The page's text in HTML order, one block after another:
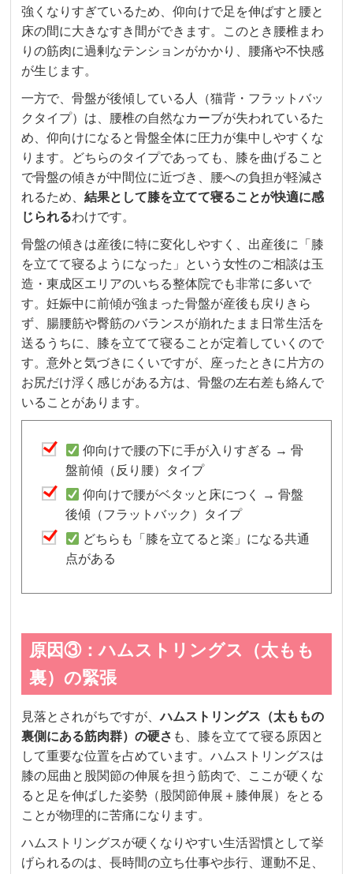
強くなりすぎているため、仰向けで足を伸ばすと腰と
床の間に大きなすき間ができます。このとき腰椎まわ
りの筋肉に過剰なテンションがかかり、腰痛や不快感
が生じます。
一方で、骨盤が後傾している人（猫背・フラットバッ
クタイプ）は、腰椎の自然なカーブが失われているた
め、仰向けになると骨盤全体に圧力が集中しやすくな
ります。どちらのタイプであっても、膝を曲げること
で骨盤の傾きが中間位に近づき、腰への負担が軽減さ
れるため、結果として膝を立てて寝ることが快適に感
じられるわけです。
骨盤の傾きは産後に特に変化しやすく、出産後に「膝
を立てて寝るようになった」という女性のご相談は玉
造・東成区エリアのいちる整体院でも非常に多いで
す。妊娠中に前傾が強まった骨盤が産後も戻りきら
ず、腸腰筋や臀筋のバランスが崩れたまま日常生活を
送るうちに、膝を立てて寝ることが定着していくので
す。意外と気づきにくいですが、座ったときに片方の
お尻だけ浮く感じがある方は、骨盤の左右差も絡んで
いることがあります。
仰向けで腰の下に手が入りすぎる → 骨
盤前傾（反り腰）タイプ
仰向けで腰がベタッと床につく → 骨盤
後傾（フラットバック）タイプ
どちらも「膝を立てると楽」になる共通
点がある
原因③：ハムストリングス（太もも
裏）の緊張
見落とされがちですが、ハムストリングス（太ももの
裏側にある筋肉群）の硬さ も、膝を立てて寝る原因と
して重要な位置を占めています。ハムストリングスは
膝の屈曲と股関節の伸展を担う筋肉で、ここが硬くな
ると足を伸ばした姿勢（股関節伸展＋膝伸展）をとる
ことが物理的に苦痛になります。
ハムストリングスが硬くなりやすい生活習慣として挙
げられるのは、長時間の立ち仕事や歩行、運動不足、